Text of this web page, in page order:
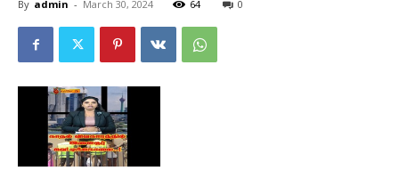
By admin - March 30, 2024 64 0